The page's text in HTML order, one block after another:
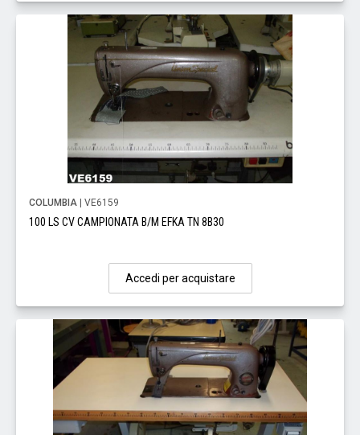
COLUMBIA | VE6159
100 LS CV CAMPIONATA B/M EFKA TN 8B30
Accedi per acquistare